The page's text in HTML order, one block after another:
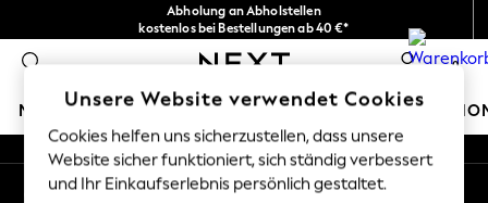
Abholung an Abholstellen
kostenlos bei Bestellungen ab 40 €*
Problemlose Rückgaben*
0
MÄDCHEN JUNGEN BABY DAMEN HERREN
GIRLS
New In
An error occurred on client
Unsere sozialen Netzwerke
Mein Konto
Unsere Website verwendet Cookies
Cookies helfen uns sicherzustellen, dass unsere
Website sicher funktioniert, sich ständig verbessert
und Ihr Einkaufserlebnis persönlich gestaltet.